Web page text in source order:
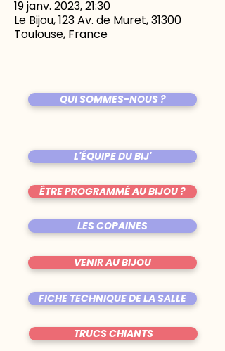
19 janv. 2023, 21:30
Le Bijou, 123 Av. de Muret, 31300
Toulouse, France
QUI SOMMES-NOUS ?
L'ÉQUIPE DU BIJ'
ÊTRE PROGRAMMÉ AU BIJOU ?
LES COPAINES
VENIR AU BIJOU
FICHE TECHNIQUE DE LA SALLE
TRUCS CHIANTS